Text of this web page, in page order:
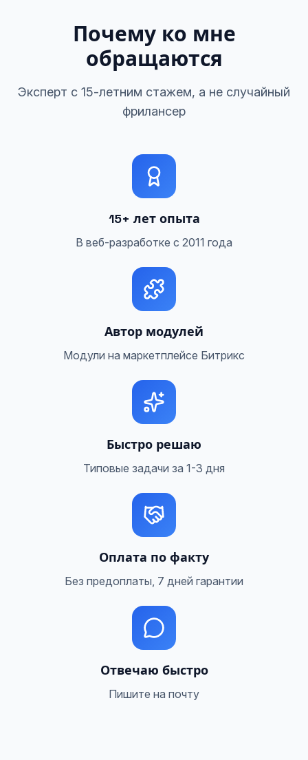
Почему ко мне
обращаются
Эксперт с 15-летним стажем, а не случайный
фрилансер
15+ лет опыта
В веб-разработке с 2011 года
Автор модулей
Модули на маркетплейсе Битрикс
Быстро решаю
Типовые задачи за 1-3 дня
Оплата по факту
Без предоплаты, 7 дней гарантии
Отвечаю быстро
Пишите на почту